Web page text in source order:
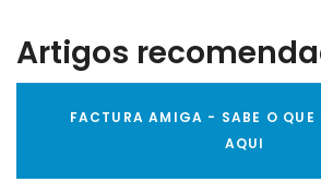
Artigos
FACTURA AMIGA - SABE O QUE
AQUI